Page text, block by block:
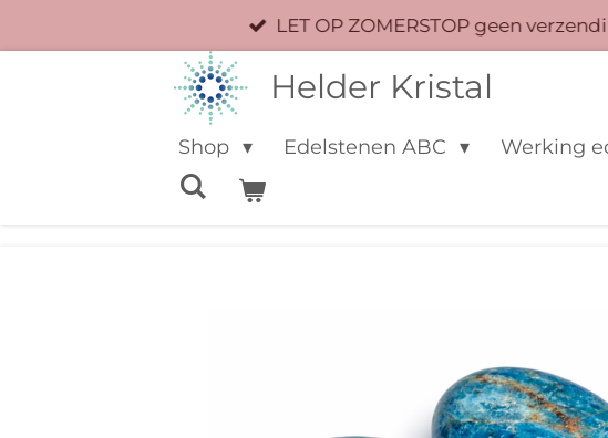
direct
LET OP ZOMERSTOP geen
Helder Kristal
Shop Edelstenen ABC Werking